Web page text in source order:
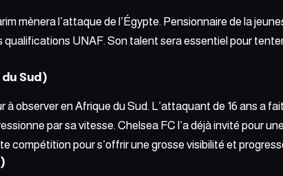
mènera l’attaque de l’Égypte. Pensionnaire de la
qualifications UNAF. Son talent sera essentiel pour
Sud)
à observer en Afrique du Sud. L’attaquant de 16 ans a
par sa vitesse. Chelsea FC l’a déjà invité pour
compétition pour s’offrir une grosse visibilité et